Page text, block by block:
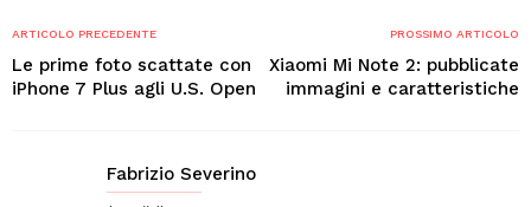
ARTICOLO PRECEDENTE
Le prime foto scattate con
iPhone 7 Plus agli U.S. Open
PROSSIMO ARTICOLO
Xiaomi Mi Note 2: pubblicate
immagini e caratteristiche
Fabrizio Severino